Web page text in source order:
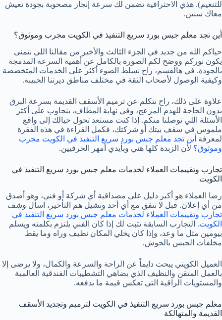
للتنعيم). هذي الاحترافية تضمن لك سرعة إنجاز مصحوبة بجودة تعيش
معاك سنين.
أين تجد معلم جبس بورد سريع التنفيذ في الكويت مجرب وموثوق؟
حياكم الله من جديد في الجزء الثالث والأخير من مقالنا اللي نتمنى
يكون نوركم ووضح لكم الصورة بالكامل عن أهمية السرعة المدمجة
بالجودة. في هالقسم، راح نسلط الضوء أكثر على الخدمات المتخصصة
وكيفية الوصول لأصحاب الثقة في مختلف مناطق ديرتنا الحبيبة.
علاوة على ذلك، راح نتكلم عن ترميم الأسقف القديمة بسرعة البرق
بدون الحاجة للهدم المزعج، وفي نهاية المطاف، بنجاوب على أكثر
الأسئلة اللي توصلنا منكم. إذا كنت مستعد تحول خيالك إلى واقع
ملموس في سقف بيتك أو شركتك، فكمل القراءة في هذه الفقرة
لمعرفة أين تجد معلم جبس بورد سريع التنفيذ في الكويت مجرب
وموثوق؟ لأن الزبدة كلها هني وبأيدي أمهر الحرفيين.
تجارب وتقييمات العملاء لخدمات معلم جبس بورد سريع التنفيذ في
الكويت
رضا العملاء هو أكبر دليل على مصداقية أي شركة أو فني، وهو أصدق
من أي إعلان. قبل لا تتفق مع أي أحد وتشيل هم التأخير، اسأل وشف
تجارب وتقييمات العملاء لخدمات معلم جبس بورد سريع التنفيذ في
الكويت. التجارب السابقة تثبت لك إذا كان الفني يلتزم بكلمته ويسلم
بيومين مثل ما وعد، وإذا كان يخلي المكان نظيف وراه وما يقط
مخلفات الجبس بالحوش.
العميل الكويتي يبحث دايماً عن الراحة والسرعة والكمال، ولا يرضى إلا
بالعمل المتقن والنظيف الذي يضاهي التشطيبات الفندقية العالمية
والمستويات الراقية التي تعكس قيمة ما يدفعه.
معلم جبس بورد سريع التنفيذ في الكويت لترميم وتجديد الأسقف
القديمة والمتهالكة